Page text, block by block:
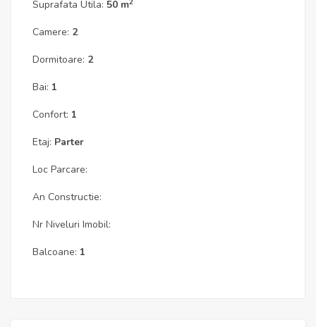
Suprafata Utila: 50 m
Camere: 2
Dormitoare: 2
Bai: 1
Confort: 1
Etaj: Parter
Loc Parcare:
An Constructie:
Nr Niveluri Imobil:
Balcoane: 1